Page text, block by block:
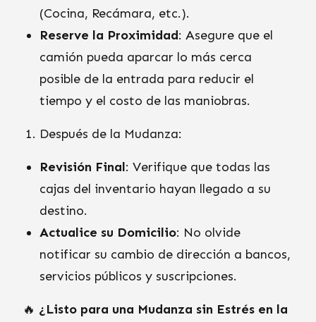
(Cocina, Recámara, etc.).
Reserve la Proximidad: Asegure que el
camión pueda aparcar lo más cerca
posible de la entrada para reducir el
tiempo y el costo de las maniobras.
Después de la Mudanza:
Revisión Final: Verifique que todas las
cajas del inventario hayan llegado a su
destino.
Actualice su Domicilio: No olvide
notificar su cambio de dirección a bancos,
servicios públicos y suscripciones.
🔥 ¿Listo para una Mudanza sin Estrés en la